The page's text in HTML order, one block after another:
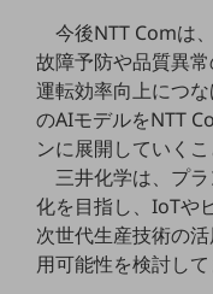
データ利活用
運用管理
業務支援・マーケティング
今後NTT Comは
故障予防や品質異
運転効率向上につ
のAIモデルをNTT
ンに展開していくこ
三井化学は、プ
化を目指し、IoTや
次世代生産技術の
用可能性を検討して